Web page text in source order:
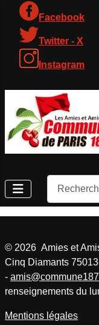
Facebook
Twitter - X
Instagram
Rechercher
© 2026 Amies et
Cinq Diamants
-
renseignements du
Mentions légales